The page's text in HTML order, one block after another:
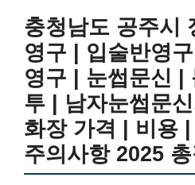
충청남도 공주시
영구 | 입술반영
영구 | 눈썹문신 |
투 | 남자눈썹문
화장 가격 | 비용 |
주의사항 2025 총